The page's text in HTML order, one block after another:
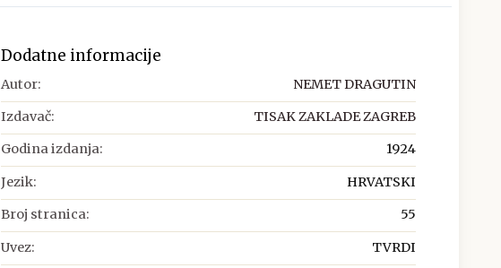
Dodatne informacije
Autor: NEMET DRAGUTIN
Izdavač: TISAK ZAKLADE ZAGREB
Godina izdanja: 1924
Jezik: HRVATSKI
Broj stranica: 55
Uvez: TVRDI